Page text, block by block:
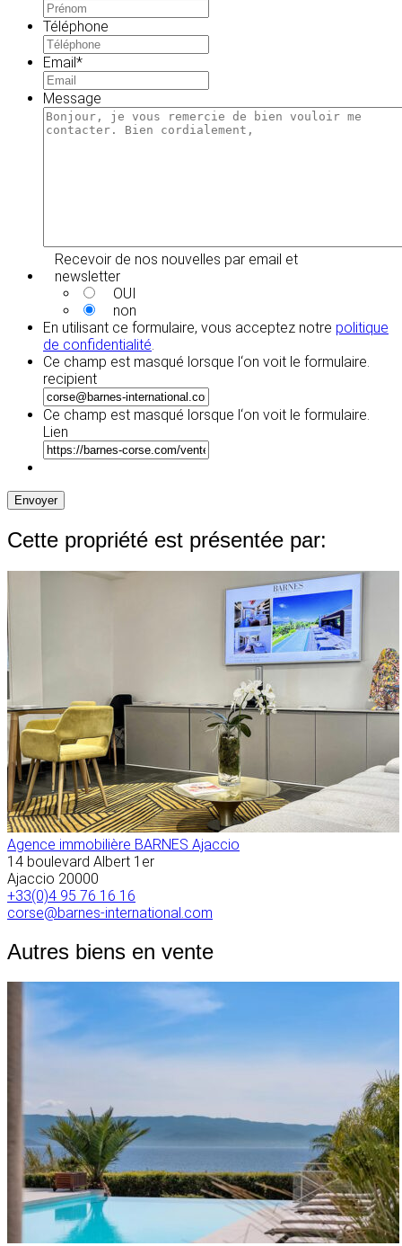
Téléphone
Email*
Message
Recevoir de nos nouvelles par email et
newsletter
OUI
non
En utilisant ce formulaire, vous acceptez notre politique
de confidentialité
Ce champ est masqué lorsque l‘on voit le formulaire.
recipient
Ce champ est masqué lorsque l‘on voit le formulaire.
Lien
Envoyer
Cette propriété est présentée par:
Agence immobilière BARNES Ajaccio
14 boulevard Albert 1er
Ajaccio 20000
+33(0)4 95 76 16 16
corse@barnes-international.com
Autres biens en vente